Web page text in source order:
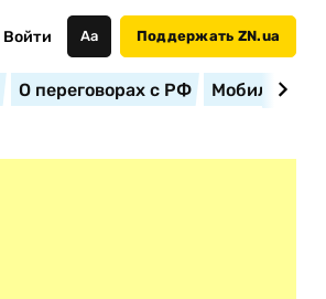
Войти Аа Поддержать ZN.ua
О переговорах с РФ